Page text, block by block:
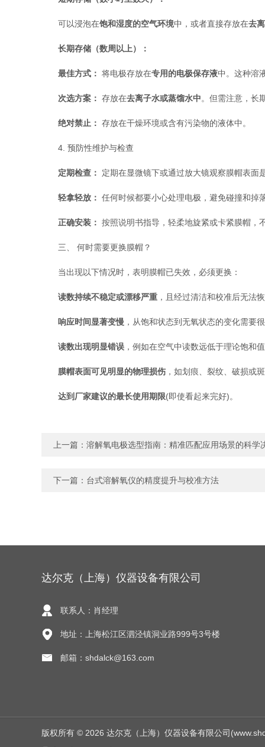
可以浸泡在饱和湿度的空气环境中，或者直接存放在去
长期存储（数周以上）：
最佳方式： ​ 将电极存放在专用的电极保存液中。这种溶
次选方案： ​ 存放在去离子水或蒸馏水中。但需注意，长
绝对禁止： ​ 存放在干燥环境或含有污染物的液体中。
4. 预防性维护与检查
定期检查： 定期在显微镜下或通过放大镜观察膜帽表
轻拿轻放： 任何时候都要小心处理电极，避免碰撞和掉
正确安装： 按照说明书指导，轻柔地旋紧或卡紧膜帽，
三、 何时需要更换膜帽？
当出现以下情况时，表明膜帽已失效，必须更换：
读数持续不稳定或漂移严重 ，且经过清洁和校准后无法
响应时间显著变慢 ，从饱和状态到无氧状态的变化需要
读数出现明显错误 ，例如在空气中读数远低于理论饱和
膜帽表面可见明显的物理损伤 ，如划痕、裂纹、破损或
达到厂家建议的最长使用期限(即使看起来完好)。
上一篇： 溶解氧电极选型指南：精准匹配应用场景的科学
下一篇： 台式溶解氧仪的精度提升与校准方法
达尔克（上海）仪器设备有限公司
联系人：肖经理
地址：上海松江区泗泾镇洞业路999号3号楼
邮箱：shdalck@163.com
版权所有 © 2026 达尔克（上海）仪器设备有限公司